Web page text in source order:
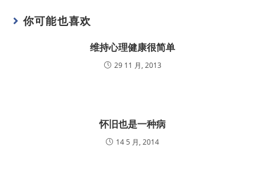
你可能也喜欢
维持心理健康很简单
29 11 月, 2013
怀旧也是一种病
14 5 月, 2014